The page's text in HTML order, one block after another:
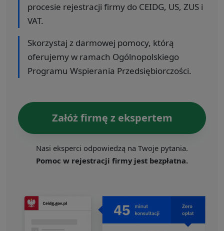
procesie rejestracji firmy do CEIDG, US, ZUS i
VAT.
Skorzystaj z darmowej pomocy, którą
oferujemy w ramach Ogólnopolskiego
Programu Wspierania Przedsiębiorczości.
Załóż firmę z ekspertem
Nasi eksperci odpowiedzą na Twoje pytania.
Pomoc w rejestracji firmy jest bezpłatna.